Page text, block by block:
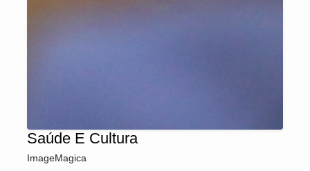
Saúde E Cultura
ImageMagica